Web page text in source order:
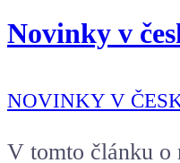
Novinky v
NOVINKY V
V tomto článku o